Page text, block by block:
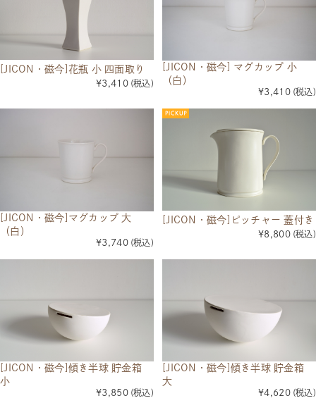
[JICON・磁今]花瓶 小 四面取り
¥3,410 (税込)
[JICON・磁今] マグカップ 小
（白）
¥3,410 (税込)
[JICON・磁今]マグカップ 大
（白）
¥3,740 (税込)
[JICON・磁今]ピッチャー 蓋付き
¥8,800 (税込)
[JICON・磁今]傾き半球 貯金箱
小
¥3,850 (税込)
[JICON・磁今]傾き半球 貯金箱
大
¥4,620 (税込)